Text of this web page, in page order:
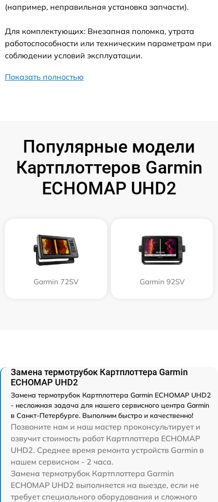
(например, неправильная установка запчасти).
Для комплектующих: Внезапная поломка, утрата
работоспособности или техническим параметрам при
соблюдении условий эксплуатации.
Показать полностью
Популярные модели
Картплоттеров Garmin
ECHOMAP UHD2
Garmin 72SV Garmin 92SV
Замена термотрубок Картплоттера Garmin
ECHOMAP UHD2
Замена термотрубок Картплоттера Garmin ECHOMAP UHD2
- несложная задача для нашего сервисного центра Garmin
в Санкт-Петербурге. Выполним быстро и качественно!
Позвоните нам и наш мастер проконсультирует и
озвучит стоимость работ Картплоттера ECHOMAP
UHD2. Среднее время ремонта устройств Garmin в
нашем сервисном - 2 часа.
Замена термотрубок Картплоттера Garmin
ECHOMAP UHD2 выполняется на выезде, если не
требует специального оборудования и сложного